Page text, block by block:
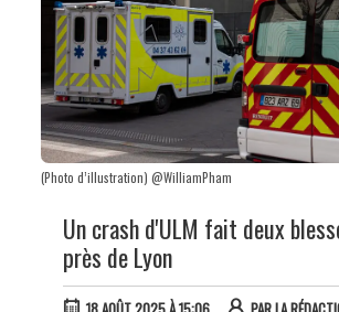
(Photo d’illustration) @WilliamPham
Un crash d'ULM fait deux
près de Lyon